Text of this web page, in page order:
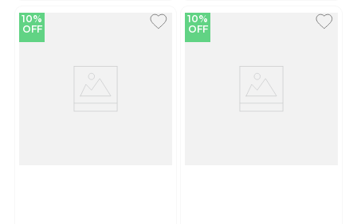
10%
OFF
10%
OFF